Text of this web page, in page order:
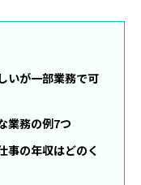
いが一部業務で可
業務の例7つ
事の年収はどのく